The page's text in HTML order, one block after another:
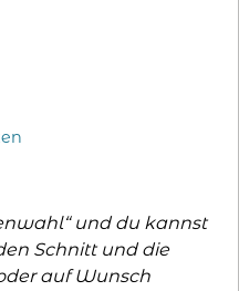
und du kannst
Schnitt und die
auf Wunsch